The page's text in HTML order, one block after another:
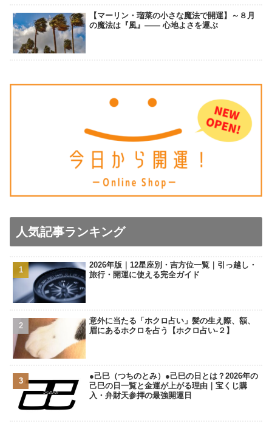
【マーリン・瑠菜の小さな魔法で開運】～８月
の魔法は『風』―― 心地よさを運ぶ
人気記事ランキング
2026年版｜12星座別・吉方位一覧｜引っ越し・
旅行・開運に使える完全ガイド
意外に当たる「ホクロ占い」髪の生え際、額、
眉にあるホクロを占う【ホクロ占い‐２】
●己巳（つちのとみ）●己巳の日とは？2026年の
己巳の日一覧と金運が上がる理由｜宝くじ購
入・弁財天参拝の最強開運日